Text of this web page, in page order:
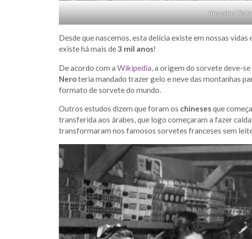
Imagem:
Desde que nascemos, esta delícia existe em nossas vidas
existe há mais de3 mil anos!
De acordo com a Wikipedia, a origem do sorvete deve-se
Neroteria mandado trazer gelo e neve das montanhas
formato de sorvete do mundo.
Outros estudos dizem que foram os chinesesque
transferida aos árabes, que logo começaram a fazer
transformaram nos famosos sorvetes franceses sem